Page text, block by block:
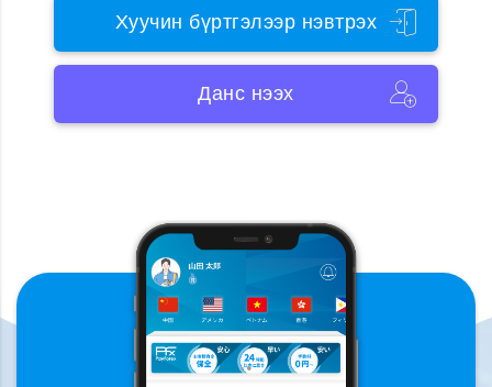
Хуучин бүртгэлээр нэвтрэх
Данс нээх